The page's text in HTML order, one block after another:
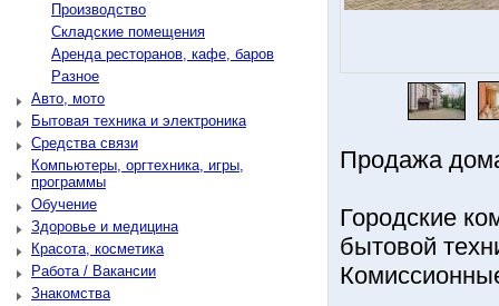
Производство
Складские помещения
Аренда ресторанов, кафе, баров
Разное
Авто, мото
Бытовая техника и электроника
Средства связи
Компьютеры, оргтехника, игры,
программы
Обучение
Здоровье и медицина
Красота, косметика
Работа / Вакансии
Знакомства
Продажа
Городские
бытовой